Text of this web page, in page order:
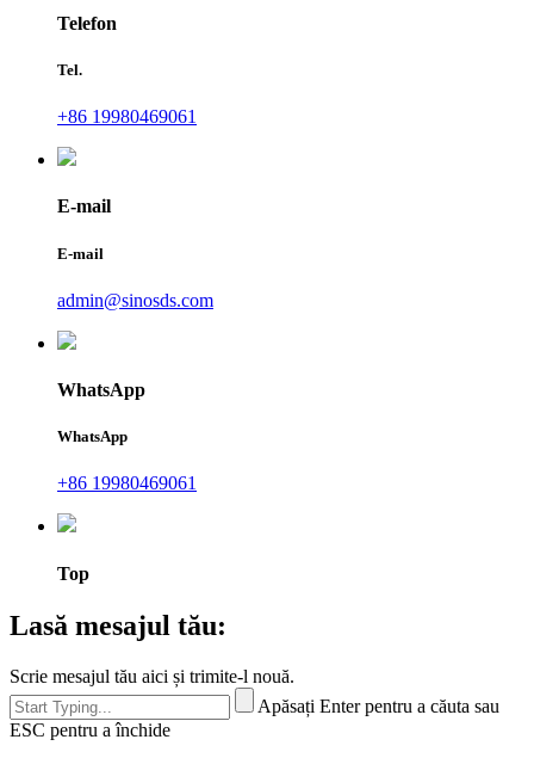
Telefon
Tel.
+86 19980469061
E-mail
E-mail
admin@sinosds.com
WhatsApp
WhatsApp
+86 19980469061
Top
Lasă mesajul tău:
Scrie mesajul tău aici și trimite-l nouă.
Apăsați Enter pentru a căuta sau
ESC pentru a închide